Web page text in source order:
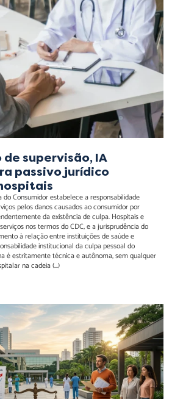
IA diagnóstica
jurídico
hospitais
supervisão, IA
passivo jurídico
do Consumidor estabelece a responsabilidade
pelos danos causados ao consumidor por
da existência de culpa. Hospitais e
nos termos do CDC, e a jurisprudência do
à relação entre instituições de saúde e
institucional da culpa pessoal do
é estritamente técnica e autônoma, sem qualquer
na cadeia (...)
dos